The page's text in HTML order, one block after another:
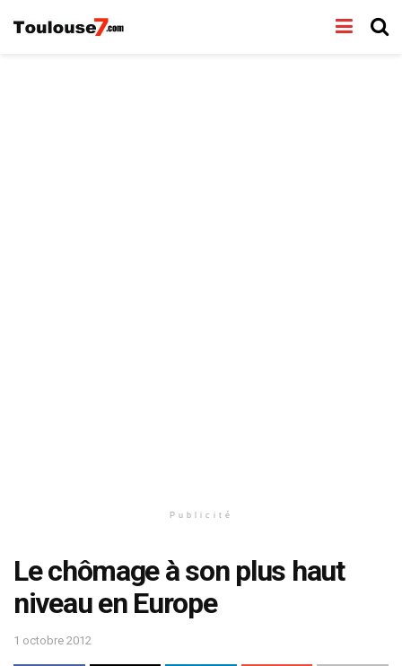
Publicité
Le chômage à son plus haut
niveau en Europe
1 octobre 2012